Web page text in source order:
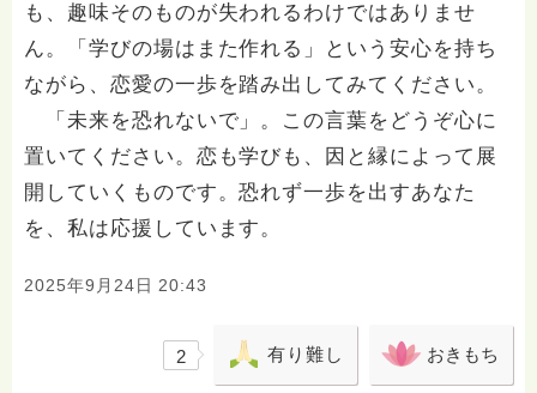
も、趣味そのものが失われるわけではありませ
ん。「学びの場はまた作れる」という安心を持ち
ながら、恋愛の一歩を踏み出してみてください。
「未来を恐れないで」。この言葉をどうぞ心に
置いてください。恋も学びも、因と縁によって展
開していくものです。恐れず一歩を出すあなた
を、私は応援しています。
2025年9月24日 20:43
2 有り難し おきもち